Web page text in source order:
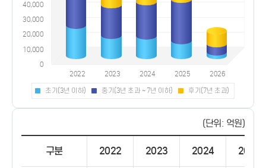
초기(3년 이하) 중기(3년 초과 ~ 7년 이하) 후기(7년 초과)
(단위: 억원)
구분 2022 2023 2024 2025